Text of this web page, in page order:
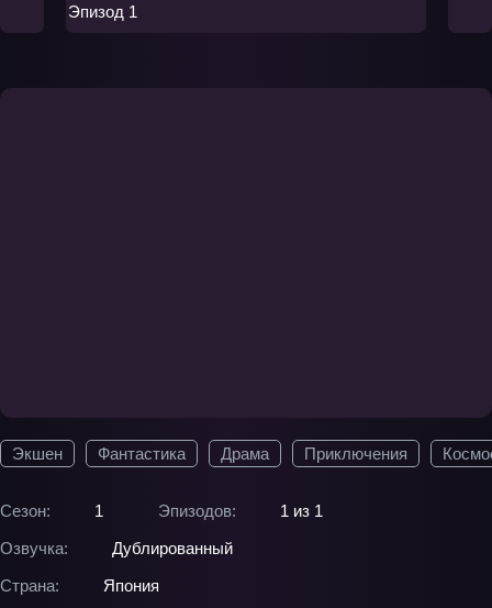
Экшен Фантастика Драма Приключения
Сезон: 1 Эпизодов:
1 из 1
Озвучка:
Дублированный
Страна:
Япония
Эпизод 1